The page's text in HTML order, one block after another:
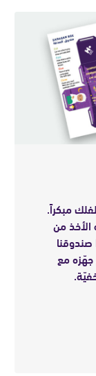
فلا يمكن التواصل
لك الطفل رسالة
مبكراً.
الأخذ من
جهّزه مع